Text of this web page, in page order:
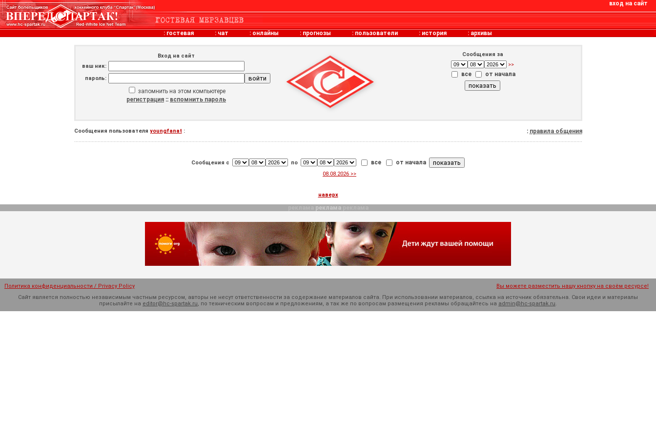
вход на сайт
: гостевая : чат : онлайны : прогнозы : пользователи : история : архивы
Вход на сайт
ваш ник:
пароль:
запомнить на этом компьютере
регистрация :: вспомнить пароль
Сообщения за
>>
все от начала
Сообщения пользователя youngfanat : : правила общения
Сообщения с по все от начала
08.08.2026 >>
наверх
реклама
Политика конфиденциальности / Privacy Policy
Вы можете разместить нашу кнопку на своём ресурсе!
Сайт является полностью независимым частным ресурсом, авторы не несут ответственности за содержание материалов сайта. При использовании материалов, ссылка на источник обязательна. Cвои идеи и материалы
присылайте на editor@hc-spartak.ru, по техническим вопросам и предложениям, а так же по вопросам размещения рекламы обращайтесь на admin@hc-spartak.ru.